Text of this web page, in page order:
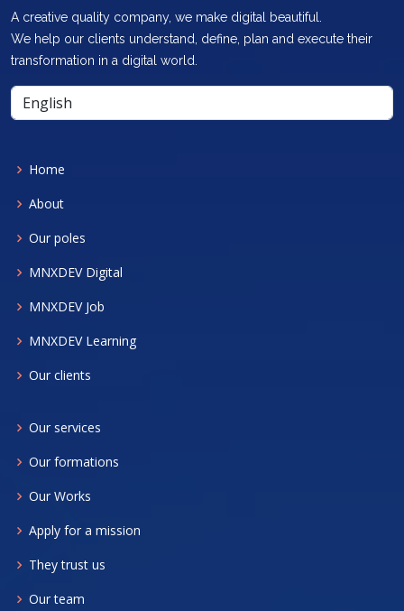
A creative quality company, we make digital beautiful.
We help our clients understand, define, plan and execute their
transformation in a digital world.
Home
About
Our poles
MNXDEV Digital
MNXDEV Job
MNXDEV Learning
Our clients
Our services
Our formations
Our Works
Apply for a mission
They trust us
Our team